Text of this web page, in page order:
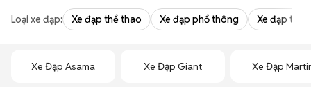
Loại xe đạp: Xe đạp thể thao Xe đạp phổ thông Xe đạp trẻ
Xe Đạp Asama Xe Đạp Giant Xe Đạp